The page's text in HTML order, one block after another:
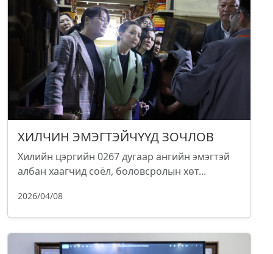
ХИЛЧИН ЭМЭГТЭЙЧҮҮД ЗОЧЛОВ
Хилийн цэргийн 0267 дугаар ангийн эмэгтэй
албан хаагчид соёл, боловсролын хөт...
2026/04/08